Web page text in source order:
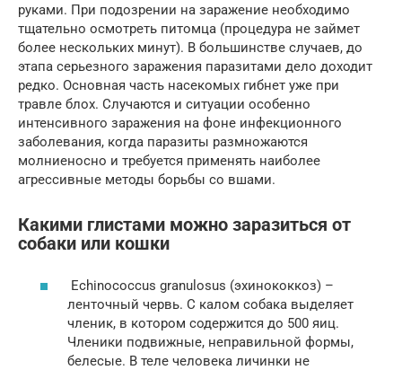
руками. При подозрении на заражение необходимо
тщательно осмотреть питомца (процедура не займет
более нескольких минут). В большинстве случаев, до
этапа серьезного заражения паразитами дело доходит
редко. Основная часть насекомых гибнет уже при
травле блох. Случаются и ситуации особенно
интенсивного заражения на фоне инфекционного
заболевания, когда паразиты размножаются
молниеносно и требуется применять наиболее
агрессивные методы борьбы со вшами.
Какими глистами можно заразиться от
собаки или кошки
Echinococcus granulosus (эхинококкоз) –
ленточный червь. С калом собака выделяет
членик, в котором содержится до 500 яиц.
Членики подвижные, неправильной формы,
белесые. В теле человека личинки не